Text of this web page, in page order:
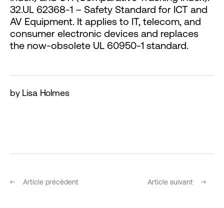
32.UL 62368-1 – Safety Standard for ICT and
AV Equipment. It applies to IT, telecom, and
consumer electronic devices and replaces
the now-obsolete UL 60950-1 standard.
by Lisa Holmes
Article précédent Article suivant